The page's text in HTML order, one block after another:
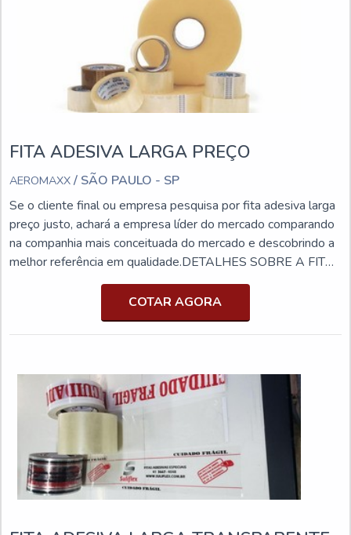
FITA ADESIVA LARGA PREÇO
AEROMAXX / SÃO PAULO - SP
Se o cliente final ou empresa pesquisa por fita adesiva larga
preço justo, achará a empresa líder do mercado comparando
na companhia mais conceituada do mercado e descobrindo a
melhor referência em qualidade.DETALHES SOBRE A FITA
ADESIVA LARGA PREÇO ACESSÍVELSe alguém quer
achar fita adesiva larga preço justo em uma empresa
comprometida com seus serviços, chega até a Aeromaxx.
Com grande know-how focado em fita adesiva para
COTAR AGORA